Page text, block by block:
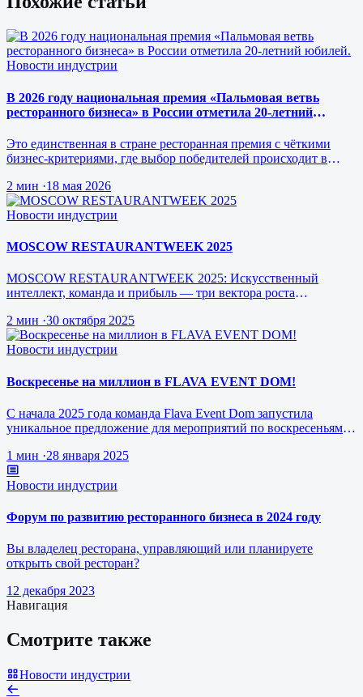
Новости индустрии
В 2026 году национальная премия «Пальмовая ветвь
ресторанного бизнеса» в России отметила 20-летний
Это единственная в стране ресторанная премия с чёткими
бизнес-критериями, где выбор победителей происходит в
2 мин ·18 мая 2026
Новости индустрии
MOSCOW RESTAURANTWEEK 2025
MOSCOW RESTAURANTWEEK 2025: Искусственный
интеллект, команда и прибыль — три вектора роста
2 мин ·30 октября 2025
Новости индустрии
Воскресенье на миллион в FLAVA EVENT DOM!
С начала 2025 года команда Flava Event Dom запустила
уникальное предложение для мероприятий по воскресеньям за
1 мин ·28 января 2025
Новости индустрии
Форум по развитию ресторанного бизнеса в 2024 году
Вы владелец ресторана, управляющий или планируете
открыть свой ресторан?
12 декабря 2023
Навигация
Смотрите также
Новости индустрии